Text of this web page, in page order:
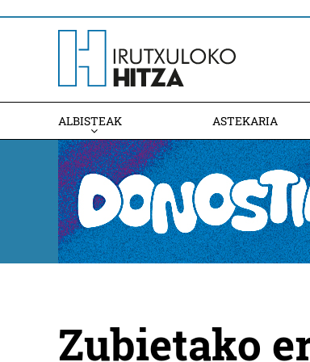
ALBISTEAK ASTEKARIA
Zubietako